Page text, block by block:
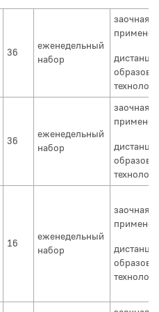
36
еженедельный
набор
заочная с
36
еженедельный
набор
заочная с
16
еженедельный
набор
заочная с